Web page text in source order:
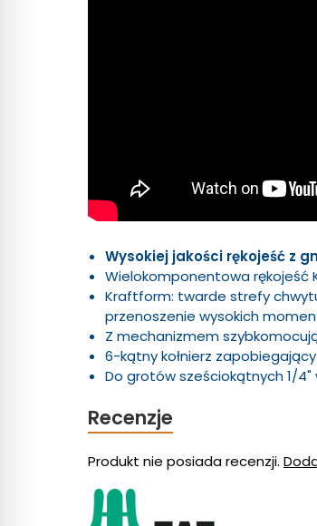
Wysokiej jakości rękojeść z
Wielokomponentowa rękojeść
Kraftform: twarde strefy
przenoszenie wysokich
Z mechanizmem
6-kątny kołnierz
Do grotów sześciokątnych 1/4"
Recenzje
Produkt nie posiada recenzji.